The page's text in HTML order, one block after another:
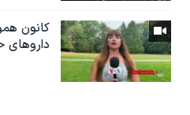
کانون
داروهای